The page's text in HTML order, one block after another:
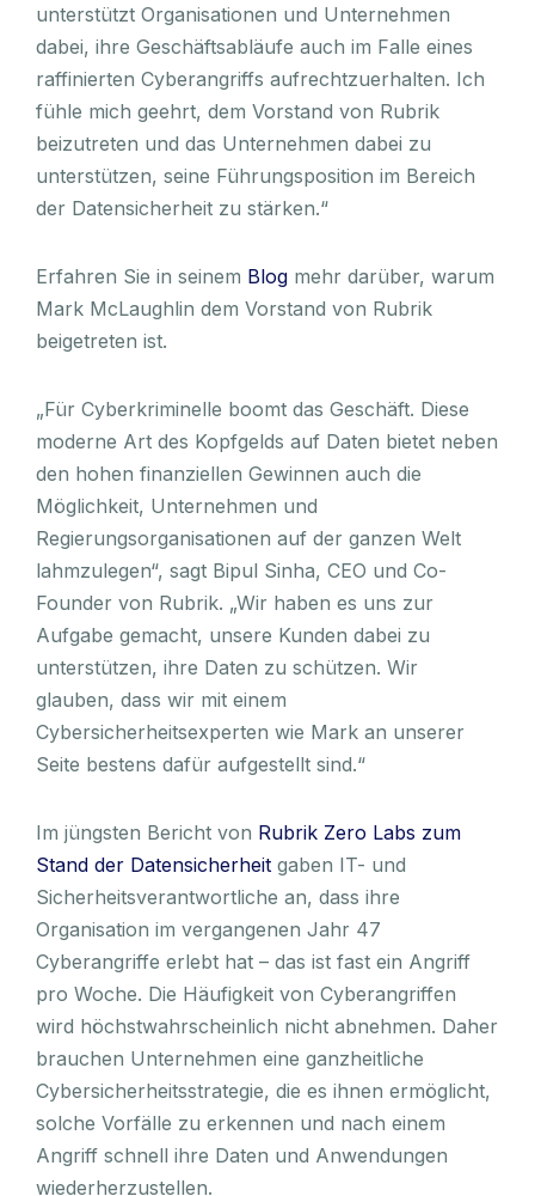
unterstützt Organisationen und Unternehmen
dabei, ihre Geschäftsabläufe auch im Falle eines
raffinierten Cyberangriffs aufrechtzuerhalten. Ich
fühle mich geehrt, dem Vorstand von Rubrik
beizutreten und das Unternehmen dabei zu
unterstützen, seine Führungsposition im Bereich
der Datensicherheit zu stärken.“
Erfahren Sie in seinem Blog mehr darüber, warum
Mark McLaughlin dem Vorstand von Rubrik
beigetreten ist.
„Für Cyberkriminelle boomt das Geschäft. Diese
moderne Art des Kopfgelds auf Daten bietet neben
den hohen finanziellen Gewinnen auch die
Möglichkeit, Unternehmen und
Regierungsorganisationen auf der ganzen Welt
lahmzulegen“, sagt Bipul Sinha, CEO und Co-
Founder von Rubrik. „Wir haben es uns zur
Aufgabe gemacht, unsere Kunden dabei zu
unterstützen, ihre Daten zu schützen. Wir
glauben, dass wir mit einem
Cybersicherheitsexperten wie Mark an unserer
Seite bestens dafür aufgestellt sind.“
Im jüngsten Bericht von Rubrik Zero Labs zum
Stand der Datensicherheit gaben IT- und
Sicherheitsverantwortliche an, dass ihre
Organisation im vergangenen Jahr 47
Cyberangriffe erlebt hat – das ist fast ein Angriff
pro Woche. Die Häufigkeit von Cyberangriffen
wird höchstwahrscheinlich nicht abnehmen. Daher
brauchen Unternehmen eine ganzheitliche
Cybersicherheitsstrategie, die es ihnen ermöglicht,
solche Vorfälle zu erkennen und nach einem
Angriff schnell ihre Daten und Anwendungen
wiederherzustellen.